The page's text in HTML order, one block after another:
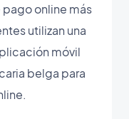
online más
utilizan una
móvil
belga para